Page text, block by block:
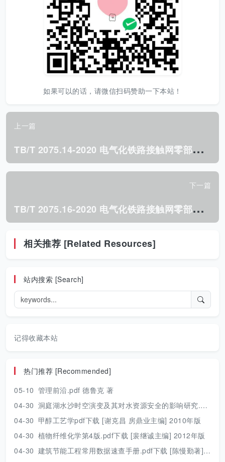
如果可以的话，请微信扫码赞助一下本站！
上一篇
T
B/T 2075.14-2020 电气化铁路接触网零部件 第14部分:弹簧补偿装置.pdf
下一篇
T
B/T 2075.16-2020 电气化铁路接触网零部件 第16部分:软横跨支撑固定装置.pdf
相关推荐 [Related Resources]
站内搜索 [Search]
记得收藏本站
热门推荐 [Recommended]
05-10 管理前沿.pdf 德鲁克 著
04-30 洞庭湖水沙时空演变及其对水资源安全的影响研究.pdf 胡光伟 著 2017年版
04-30 甲醇工艺学pdf下载 [谢克昌 房鼎业主编] 2010年版
04-30 植物纤维化学第4版.pdf下载 [裴继诚主编] 2012年版
04-30 建筑节能工程常用数据速查手册.pdf下载 [陈慢勤著] 2010年版